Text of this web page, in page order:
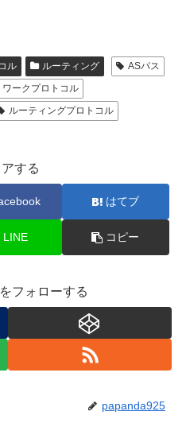
ル ルーティング
ASパス
ワークプロトコル
ルーティングプロトコル
する
はてブ
LINE コピー
フォローする
papanda925